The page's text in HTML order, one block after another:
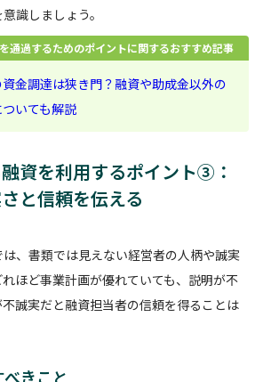
識しましょう。
通過するためのポイントに関するおすすめ記事
金調達は狭き門？融資や助成金以外の
いても解説
資を利用するポイント③：
と信頼を伝える
、書類では見えない経営者の人柄や誠実
ほど事業計画が優れていても、説明が不
誠実だと融資担当者の信頼を得ることは
きこと